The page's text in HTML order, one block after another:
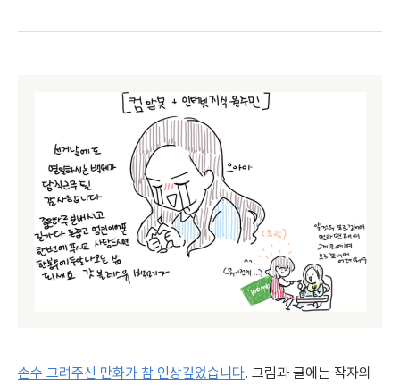
손수 그려주신 만화가 참 인상깊었습니다. 그림과 글에는 작자의